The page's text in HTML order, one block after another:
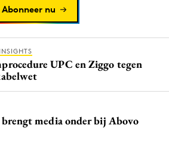
Abonneer nu
UPC en Ziggo tegen
media onder bij Abovo